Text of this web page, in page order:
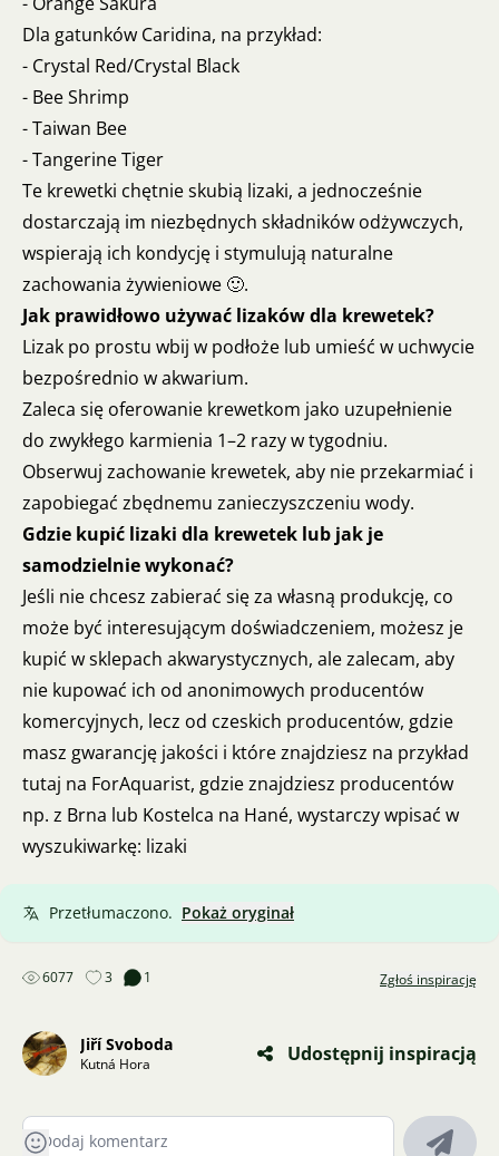
Dla gatunków Caridina, na przykład:
- Crystal Red/Crystal Black
- Bee Shrimp
- Taiwan Bee
- Tangerine Tiger
Te krewetki chętnie skubią lizaki, a jednocześnie
dostarczają im niezbędnych składników odżywczych,
wspierają ich kondycję i stymulują naturalne
zachowania żywieniowe 🙂.
Jak prawidłowo używać lizaków dla krewetek?
Lizak po prostu wbij w podłoże lub umieść w uchwycie
bezpośrednio w akwarium.
Zaleca się oferowanie krewetkom jako uzupełnienie
do zwykłego karmienia 1–2 razy w tygodniu.
Obserwuj zachowanie krewetek, aby nie przekarmiać i
zapobiegać zbędnemu zanieczyszczeniu wody.
Gdzie kupić lizaki dla krewetek lub jak je
samodzielnie wykonać?
Jeśli nie chcesz zabierać się za własną produkcję, co
może być interesującym doświadczeniem, możesz je
kupić w sklepach akwarystycznych, ale zalecam, aby
nie kupować ich od anonimowych producentów
komercyjnych, lecz od czeskich producentów, gdzie
masz gwarancję jakości i które znajdziesz na przykład
tutaj na ForAquarist, gdzie znajdziesz producentów
np. z Brna lub Kostelca na Hané, wystarczy wpisać w
wyszukiwarkę: lizaki
Przetłumaczono. Pokaż oryginał
6077 3 1 Zgłoś inspirację
Jiří Svoboda
Kutná Hora Udostępnij inspiracją